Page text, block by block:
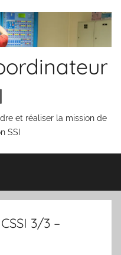
et réaliser la mission de
SSI
3/3 –